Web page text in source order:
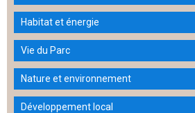
Habitat et énergie
Vie du Parc
Nature et environnement
Développement local